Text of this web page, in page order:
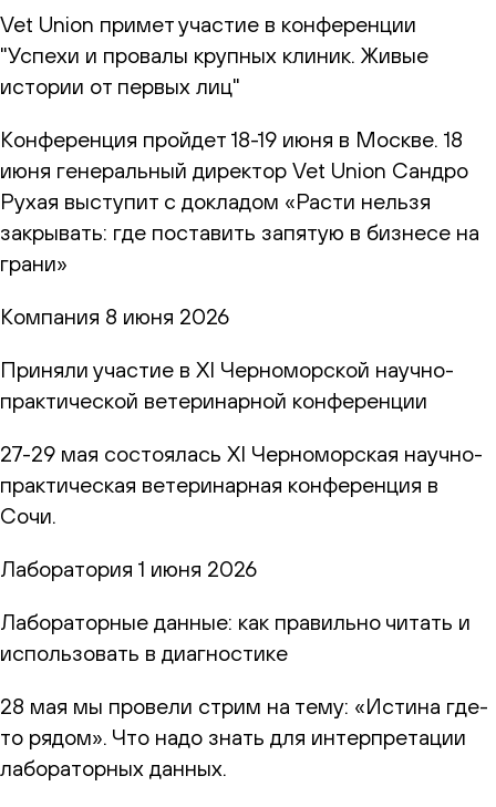
Vet Union примет участие в конференции
"Успехи и провалы крупных клиник. Живые
истории от первых лиц"
Конференция пройдет 18-19 июня в Москве. 18
июня генеральный директор Vet Union Сандро
Рухая выступит с докладом «Расти нельзя
закрывать: где поставить запятую в бизнесе на
грани»
Компания 8 июня 2026
Приняли участие в XI Черноморской научно-
практической ветеринарной конференции
27-29 мая состоялась XI Черноморская научно-
практическая ветеринарная конференция в
Сочи.
Лаборатория 1 июня 2026
Лабораторные данные: как правильно читать и
использовать в диагностике
28 мая мы провели стрим на тему: «Истина где-
то рядом». Что надо знать для интерпретации
лабораторных данных.